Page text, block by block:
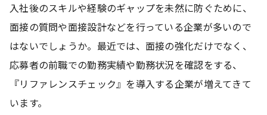
入社後のスキルや経験のギャップを未然に防ぐために、
面接の質問や面接設計などを行っている企業が多いので
はないでしょうか。最近では、面接の強化だけでなく、
応募者の前職での勤務実績や勤務状況を確認をする、
『リファレンスチェック』を導入する企業が増えてきて
います。